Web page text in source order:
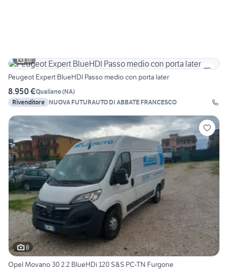
18
Peugeot Expert BlueHDI Passo medio con porta later
8.950 €Qualiano(NA)
Rivenditore NUOVA FUTURAUTO DI ABBATE FRANCESCO
6
Opel Movano 30 2.2 BlueHDi 120 S&S PC-TN Furgone